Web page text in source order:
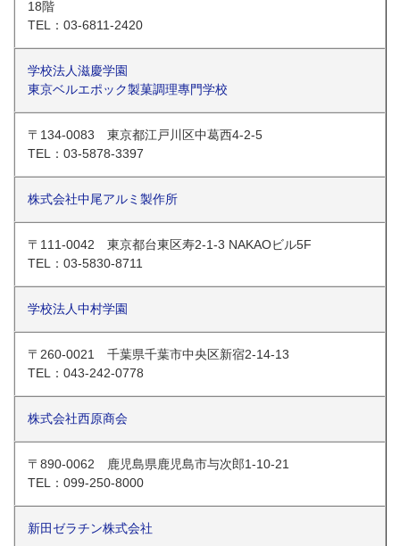
18階
TEL：03-6811-2420
学校法人滋慶学園
東京ベルエポック製菓調理專門学校
〒134-0083 東京都江戸川区中葛西4-2-5
TEL：03-5878-3397
株式会社中尾アルミ製作所
〒111‐0042 東京都台東区寿2-1-3 NAKAOビル5F
TEL：03-5830-8711
学校法人中村学園
〒260-0021 千葉県千葉市中央区新宿2-14-13
TEL：043-242-0778
株式会社西原商会
〒890-0062 鹿児島県鹿児島市与次郎1-10-21
TEL：099-250-8000
新田ゼラチン株式会社